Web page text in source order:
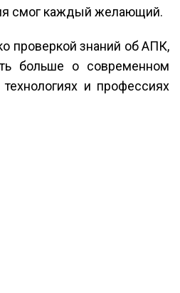
смог каждый желающий.
проверкой знаний об АПК,
больше о современном
и профессиях